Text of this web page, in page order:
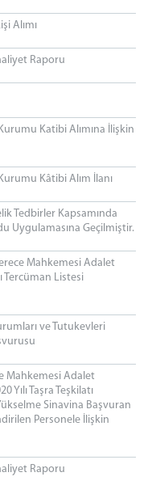
Alımı
Raporu
Katibi Alımına İlişkin
Kâtibi Alım İlanı
Tedbirler Kapsamında
Uygulamasına Geçilmiştir.
Mahkemesi Adalet
Tercüman Listesi
ve Tutukevleri
Mahkemesi Adalet
Yılı Taşra Teşkilatı
Sinavina Başvuran
Personele İlişkin
Raporu